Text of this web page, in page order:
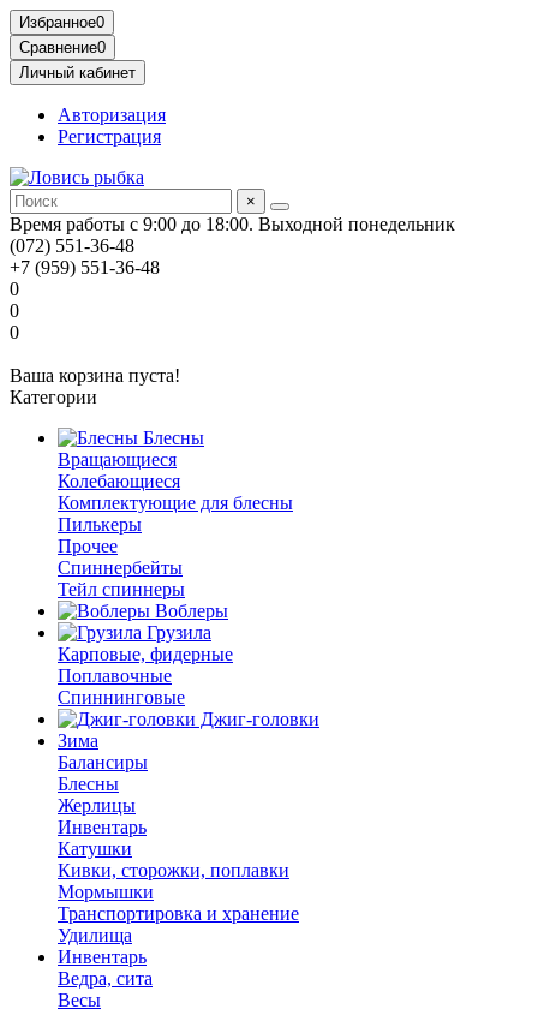
Избранное0
Сравнение0
Личный кабинет
Авторизация
Регистрация
×
Время работы с 9:00 до 18:00. Выходной понедельник
(072) 551-36-48
+7 (959) 551-36-48
0
0
0
Ваша корзина пуста!
Категории
Блесны
Вращающиеся
Колебающиеся
Комплектующие для блесны
Пилькеры
Прочее
Спиннербейты
Тейл спиннеры
Воблеры
Грузила
Карповые, фидерные
Поплавочные
Спиннинговые
Джиг-головки
Зима
Балансиры
Блесны
Жерлицы
Инвентарь
Катушки
Кивки, сторожки, поплавки
Мормышки
Транспортировка и хранение
Удилища
Инвентарь
Ведра, сита
Весы